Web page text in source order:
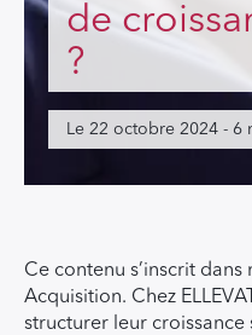
de
?
Le 22 octobre 2024 - 6
Ce contenu s’inscrit
Acquisition. Chez
structurer leur croissance